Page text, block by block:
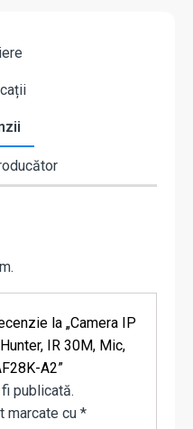
la „Camera IP
IR 30M, Mic,
A2”
publicată.
marcate cu *